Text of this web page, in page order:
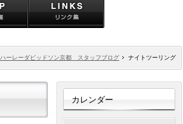
ハーレーダビッドソン京都 スタッフブログ ナイトツーリング
カレンダー